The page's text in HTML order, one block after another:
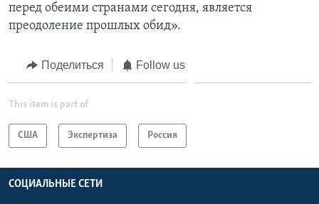
перед обеими странами сегодня, является
преодоление прошлых обид».
Поделиться Follow us
This item is part of
США Экспертиза Россия
СОЦИАЛЬНЫЕ СЕТИ